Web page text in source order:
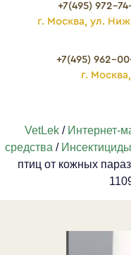
+7(495) 972-
г. Москва, ул.
+7(495) 962-
г.
VetLek/ Интернет-
средства /
птиц от кожных